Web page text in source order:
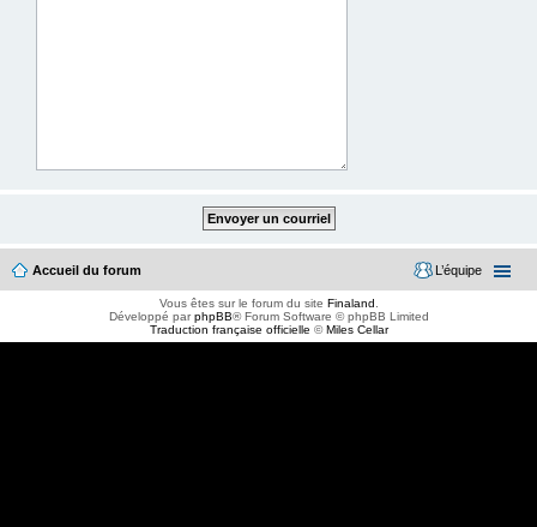
Accueil du forum L’équipe
Vous êtes sur le forum du site Finaland
Développé parphpBB® Forum Software © phpBB Limited
Traduction française officielle ©Miles Cellar